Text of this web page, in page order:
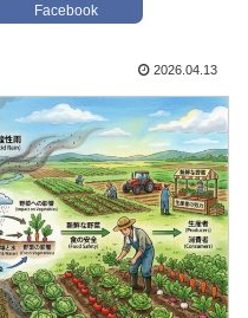
Facebook
2026.04.13